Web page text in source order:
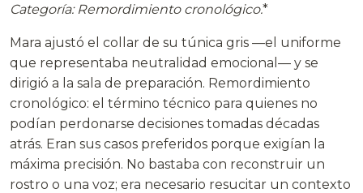
Categoría: Remordimiento cronológico.*
Mara ajustó el collar de su túnica gris —el uniforme
que representaba neutralidad emocional— y se
dirigió a la sala de preparación. Remordimiento
cronológico: el término técnico para quienes no
podían perdonarse decisiones tomadas décadas
atrás. Eran sus casos preferidos porque exigían la
máxima precisión. No bastaba con reconstruir un
rostro o una voz; era necesario resucitar un contexto